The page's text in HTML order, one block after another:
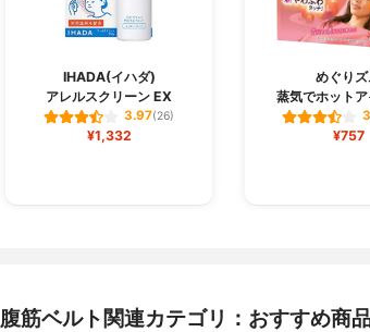
IHADA(イハダ)
アレルスクリーン EX
3.97(26)
¥1,332
めぐり
蒸気でホット
¥757
腹筋ベルト関連カテゴリ：おすすめ商